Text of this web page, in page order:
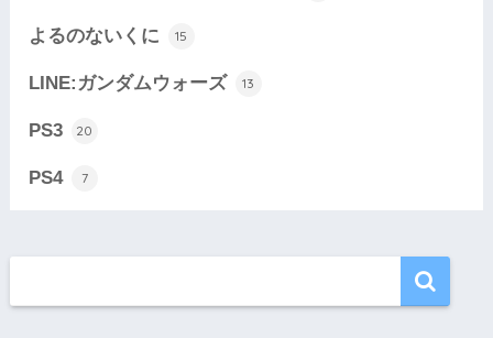
よるのないくに 15
LINE:ガンダムウォーズ 13
PS3 20
PS4 7